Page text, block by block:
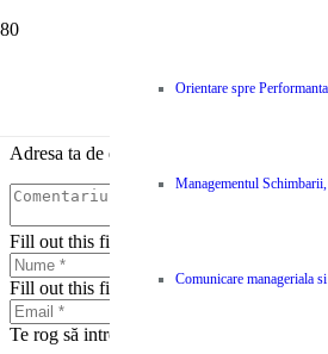
Orientare spre Performanta
Managementul
Comunicare manageriala
Lasă un răspuns
Adresa ta de email nu va fi publicată.
Fill out this field
Fill out this field
Te rog să introduci o adresă de email